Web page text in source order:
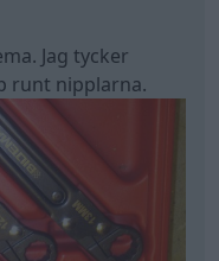
Jag tycker
runt nipplarna.